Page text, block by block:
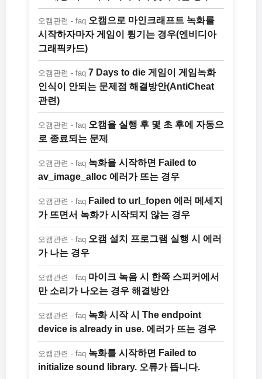
오캠관련 - faq 오캠으로 마인크래프트 녹화를
시작하자마자 게임이 튕기는 경우(엔비디아
그래픽카드)
오캠관련 - faq 7 Days to die 게임이 게임녹화
인식이 안되는 문제점 해결방안(AntiCheat
관련)
오캠관련 - faq 오캠을 실행 후 몇 초 후에 자동으
로 종료되는 문제
오캠관련 - faq 녹화을 시작하면 Failed to
av_image_alloc 에러가 뜨는 경우
오캠관련 - faq Failed to url_fopen 에러 메세지
가 뜨면서 녹화가 시작되지 않는 경우
오캠관련 - faq 오캠 설치 프로그램 실행 시 에러
가 나는 경우
오캠관련 - faq 마이크 녹음 시 한쪽 스피커에서
만 소리가 나오는 경우 해결방안
오캠관련 - faq 녹화 시작 시 The endpoint
device is already in use. 에러가 뜨는 경우
오캠관련 - faq 녹화를 시작하면 Failed to
initialize sound library. 오류가 뜹니다.